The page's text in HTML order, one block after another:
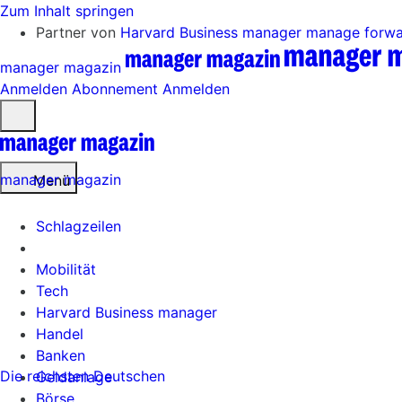
Zum Inhalt springen
Partner von Harvard Business manager manage
manager magazin
Anmelden Abonnement Anmelden
öffnen
Menü
Schlagzeilen
Mobilität
Tech
Harvard Business manager
Handel
Banken
Geldanlage
Börse
manager magazin
Die reichsten Deutschen